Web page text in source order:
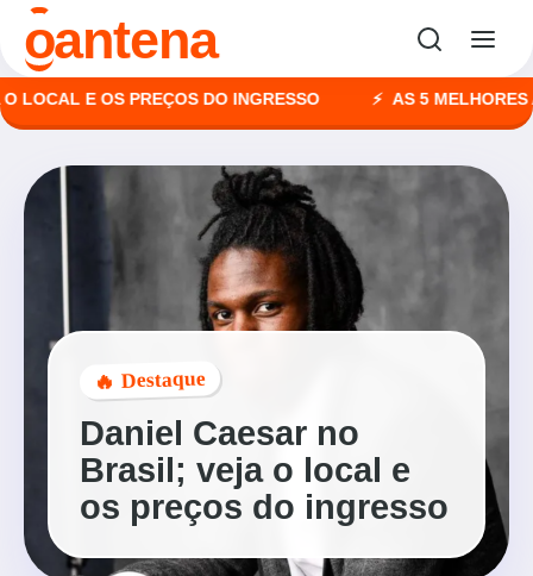
oantena
E OS PREÇOS DO INGRESSO AS 5 MELHORES
🔥 Destaque
Daniel Caesar no
Brasil; veja o local e
os preços do ingresso